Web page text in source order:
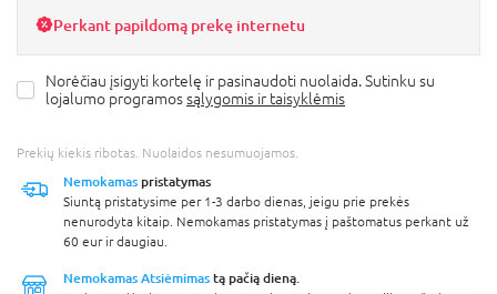
Perkant papildomą prekę internetu
Norėčiau įsigyti kortelę ir pasinaudoti nuolaida. Sutinku su
lojalumo programossąlygomis ir taisyklėmis
Prekių kiekis ribotas. Nuolaidos nesumuojamos.
Nemokamas pristatymas
Siuntą pristatysime per 1-3 darbo dienas, jeigu prie prekės
nenurodyta kitaip. Nemokamas pristatymas į paštomatus perkant už
60 eur ir daugiau.
Nemokamas Atsiėmimas tą pačią dieną.